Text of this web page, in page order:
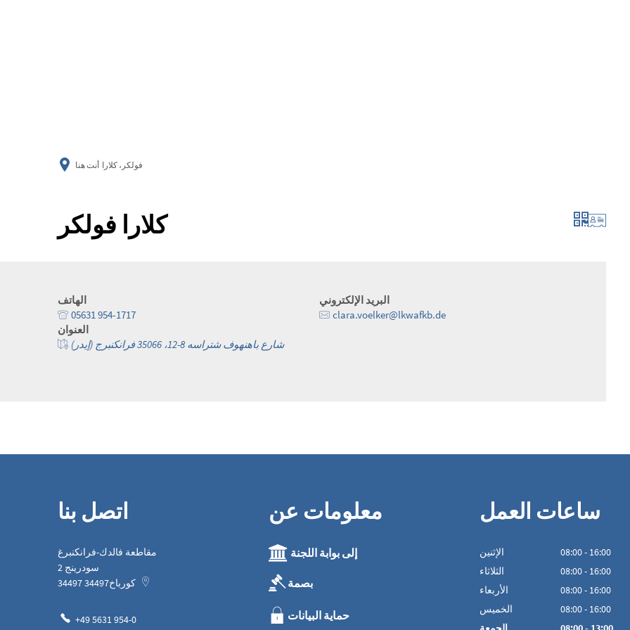
أنت هنا فولكر، كلارا
كلارا فولكر
الهاتف
05631 954-1717
البريد الإلكتروني
clara.voelker@lkwafkb.de
العنوان
شارع باهنهوف شتراسه 8-12، 35066 فرانكنبرج (إيدر)
اتصل بنا
مقاطعة فالدك-فرانكنبرغ
سودرينج 2
34497
كورباخ34497
+49 5631 954-0
معلومات عن
إلى بوابة اللجنة
بصمة
حماية البيانات
ساعات العمل
الإثنين 08:00- 16:00
الثلاثاء 08:00- 16:00
الأربعاء 08:00- 16:00
الخميس 08:00- 16:00